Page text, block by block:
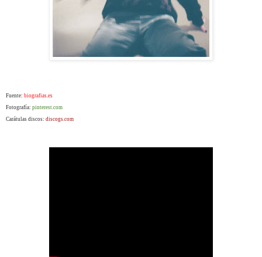
Fuente: biografias.es
Fotografía: pinterest.com
Carátulas discos: discogs.com